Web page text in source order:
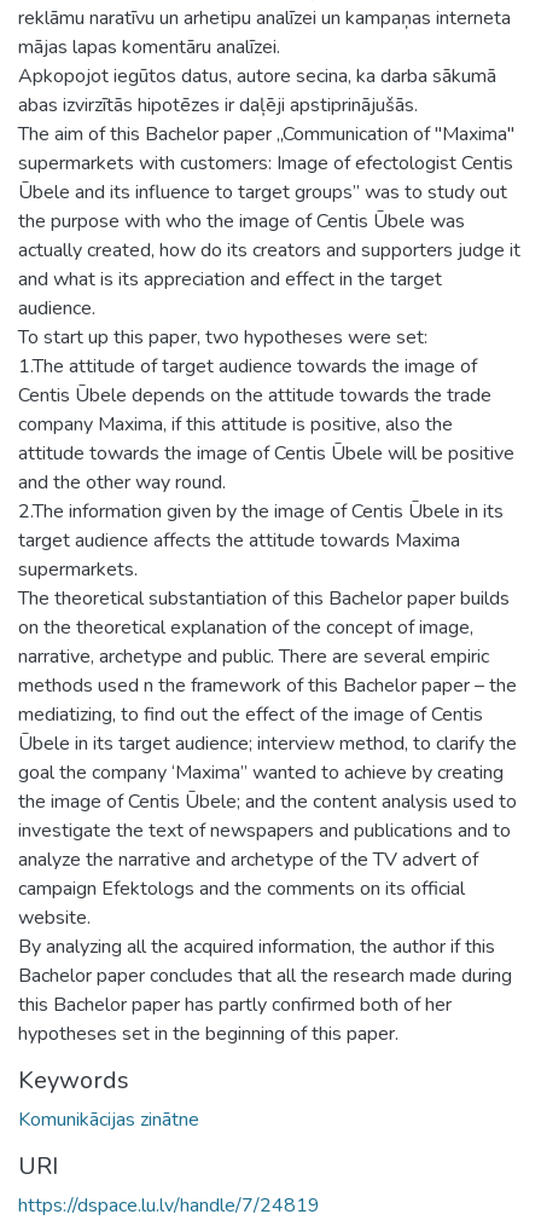
reklāmu naratīvu un arhetipu analīzei un kampaņas interneta
mājas lapas komentāru analīzei.
Apkopojot iegūtos datus, autore secina, ka darba sākumā
abas izvirzītās hipotēzes ir daļēji apstiprinājušās.
The aim of this Bachelor paper „Communication of "Maxima"
supermarkets with customers: Image of efectologist Centis
Ūbele and its influence to target groups” was to study out
the purpose with who the image of Centis Ūbele was
actually created, how do its creators and supporters judge it
and what is its appreciation and effect in the target
audience.
To start up this paper, two hypotheses were set:
1.The attitude of target audience towards the image of
Centis Ūbele depends on the attitude towards the trade
company Maxima, if this attitude is positive, also the
attitude towards the image of Centis Ūbele will be positive
and the other way round.
2.The information given by the image of Centis Ūbele in its
target audience affects the attitude towards Maxima
supermarkets.
The theoretical substantiation of this Bachelor paper builds
on the theoretical explanation of the concept of image,
narrative, archetype and public. There are several empiric
methods used n the framework of this Bachelor paper – the
mediatizing, to find out the effect of the image of Centis
Ūbele in its target audience; interview method, to clarify the
goal the company ‘Maxima” wanted to achieve by creating
the image of Centis Ūbele; and the content analysis used to
investigate the text of newspapers and publications and to
analyze the narrative and archetype of the TV advert of
campaign Efektologs and the comments on its official
website.
By analyzing all the acquired information, the author if this
Bachelor paper concludes that all the research made during
this Bachelor paper has partly confirmed both of her
hypotheses set in the beginning of this paper.
Keywords
Komunikācijas zinātne
URI
https://dspace.lu.lv/handle/7/24819